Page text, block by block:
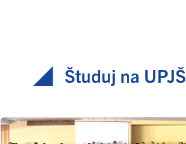
Študuj na UPJŠ